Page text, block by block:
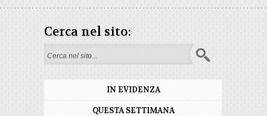
Cerca nel sito:
Form di ricerca
IN EVIDENZA
QUESTA SETTIMANA